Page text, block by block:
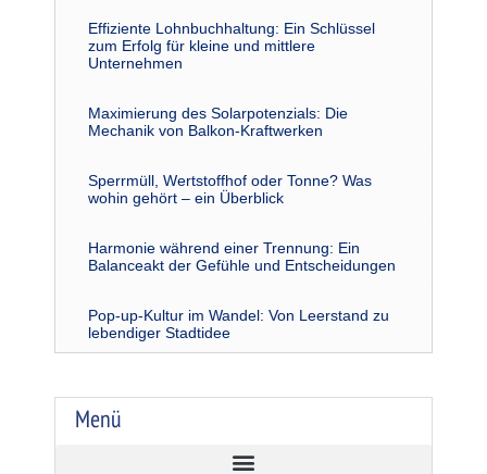
Effiziente Lohnbuchhaltung: Ein Schlüssel
zum Erfolg für kleine und mittlere
Unternehmen
Maximierung des Solarpotenzials: Die
Mechanik von Balkon-Kraftwerken
Sperrmüll, Wertstoffhof oder Tonne? Was
wohin gehört – ein Überblick
Harmonie während einer Trennung: Ein
Balanceakt der Gefühle und Entscheidungen
Pop-up-Kultur im Wandel: Von Leerstand zu
lebendiger Stadtidee
Menü